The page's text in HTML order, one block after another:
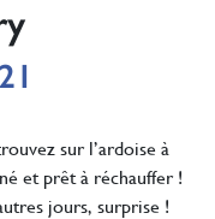
sur l’ardoise à
et prêt à réchauffer !
jours, surprise !